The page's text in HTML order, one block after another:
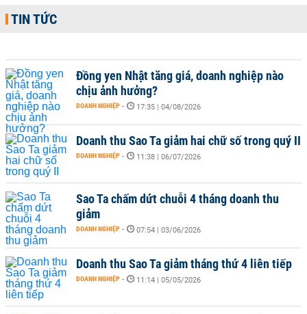
TIN TỨC
Đồng yen Nhật tăng giá, doanh nghiệp nào
chịu ảnh hưởng?
DOANH NGHIỆP - 17:35 | 04/08/2026
Doanh thu Sao Ta giảm hai chữ số trong quý II
DOANH NGHIỆP - 11:38 | 06/07/2026
Sao Ta chấm dứt chuỗi 4 tháng doanh thu
giảm
DOANH NGHIỆP - 07:54 | 03/06/2026
Doanh thu Sao Ta giảm tháng thứ 4 liên tiếp
DOANH NGHIỆP - 11:14 | 05/05/2026